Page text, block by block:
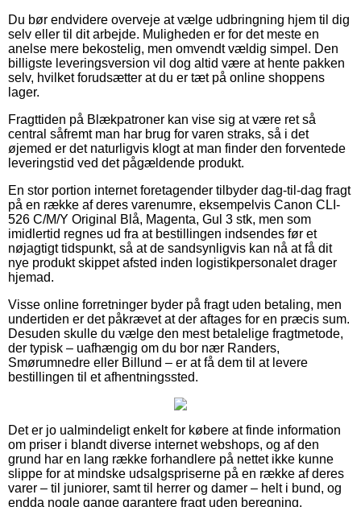
Du bør endvidere overveje at vælge udbringning hjem til dig
selv eller til dit arbejde. Muligheden er for det meste en
anelse mere bekostelig, men omvendt vældig simpel. Den
billigste leveringsversion vil dog altid være at hente pakken
selv, hvilket forudsætter at du er tæt på online shoppens
lager.
Fragttiden på Blækpatroner kan vise sig at være ret så
central såfremt man har brug for varen straks, så i det
øjemed er det naturligvis klogt at man finder den forventede
leveringstid ved det pågældende produkt.
En stor portion internet foretagender tilbyder dag-til-dag fragt
på en række af deres varenumre, eksempelvis Canon CLI-
526 C/M/Y Original Blå, Magenta, Gul 3 stk, men som
imidlertid regnes ud fra at bestillingen indsendes før et
nøjagtigt tidspunkt, så at de sandsynligvis kan nå at få dit
nye produkt skippet afsted inden logistikpersonalet drager
hjemad.
Visse online forretninger byder på fragt uden betaling, men
undertiden er det påkrævet at der aftages for en præcis sum.
Desuden skulle du vælge den mest betalelige fragtmetode,
der typisk – uafhængig om du bor nær Randers,
Smørumnedre eller Billund – er at få dem til at levere
bestillingen til et afhentningssted.
Det er jo ualmindeligt enkelt for købere at finde information
om priser i blandt diverse internet webshops, og af den
grund har en lang række forhandlere på nettet ikke kunne
slippe for at mindske udsalgspriserne på en række af deres
varer – til juniorer, samt til herrer og damer – helt i bund, og
endda nogle gange garantere fragt uden beregning.